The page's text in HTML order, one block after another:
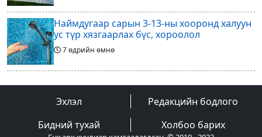
Наймдугаар сарын 3-13-ны хооронд халуун
ус түр хязгаарлах бүс, хороолол
7 өдрийн өмнө
Үс шинээр үргээлгэх буюу засуулахад
Эхлэл
Редакцийн бодлого
Бидний тухай
Холбоо барих